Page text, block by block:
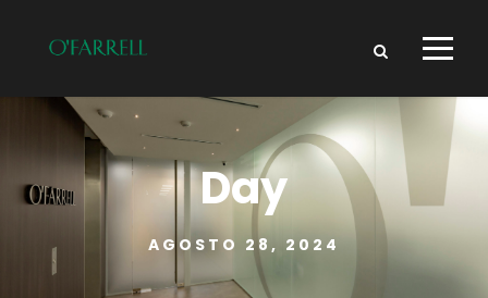
Day
AGOSTO 28, 2024